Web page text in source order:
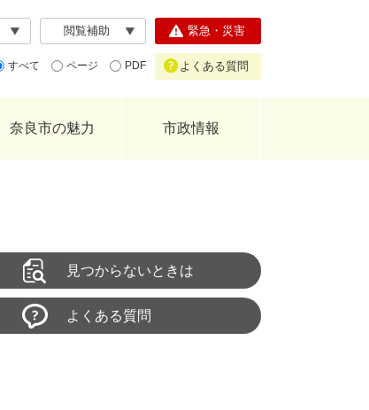
閲覧補助
すべて ページ PDF
緊急・災害
よくある質問
奈良市の魅力 市政情報
見つからないときは
よくある質問